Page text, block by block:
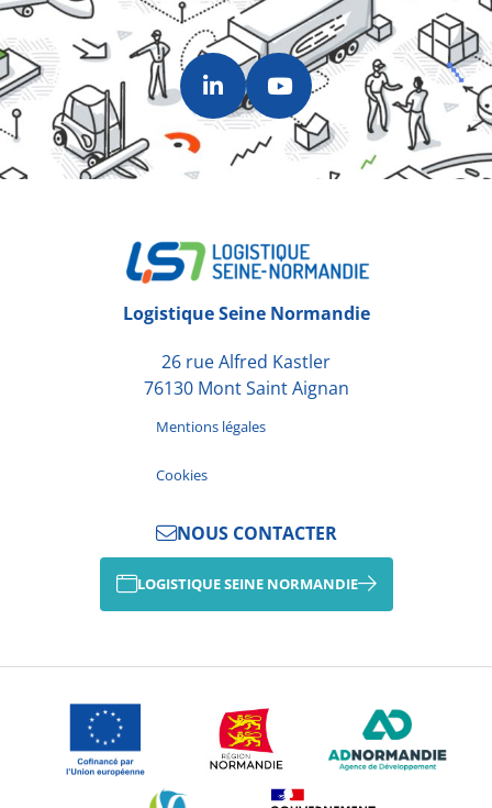
Logistique Seine Normandie
26 rue Alfred Kastler
76130 Mont Saint Aignan
Mentions légales
Cookies
NOUS CONTACTER
LOGISTIQUE SEINE NORMANDIE